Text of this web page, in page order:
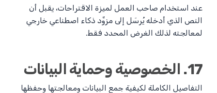
عند استخدام صاحب العمل لميزة الاقتراحات، يقبل أن
النص الذي أدخله يُرسَل إلى مزوِّد ذكاء اصطناعي خارجي
لمعالجته لذلك الغرض المحدد فقط.
17. الخصوصية وحماية البيانات
التفاصيل الكاملة لكيفية جمع البيانات ومعالجتها وحفظها